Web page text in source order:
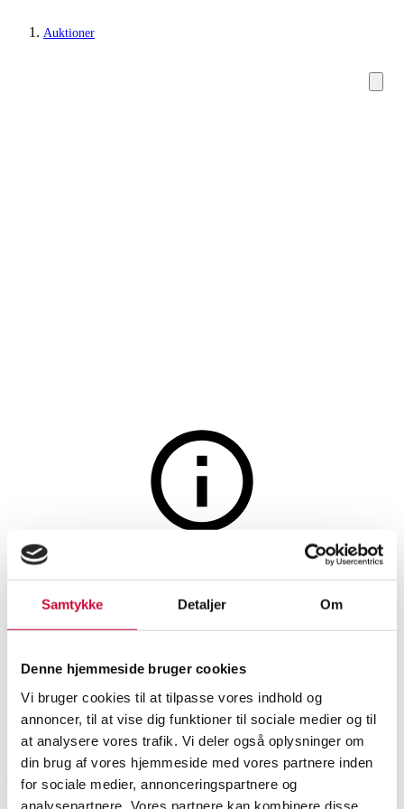
Samtykke Detaljer Om
Denne hjemmeside bruger cookies
Vi bruger cookies til at tilpasse vores indhold og
annoncer, til at vise dig funktioner til sociale medier og til
at analysere vores trafik. Vi deler også oplysninger om
din brug af vores hjemmeside med vores partnere inden
for sociale medier, annonceringspartnere og
analysepartnere. Vores partnere kan kombinere disse
Auktioner
Halskæder, vedhæng
Connectionlås af sterling sølv,
14 kt. guld og brillant, dertil en
kæde med ametystperler
SHOWROOMVURDERING
2.400
VARENUMMER
Nyproduceret vare